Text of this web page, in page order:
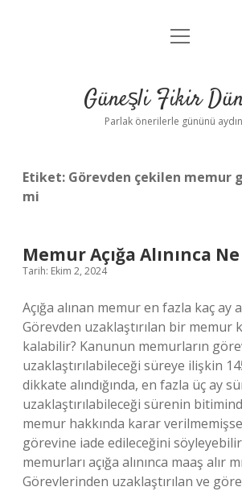
Anasayfa
Yasal Uyarı
menüyü
Güneşli Fikir
Parlak önerilerle gününü
Etiket: Görevden çekilen memur
mi
Memur Açığa Alınınca
Tarih: Ekim 2, 2024
Açığa alınan memur en fazla kaç ay
Görevden uzaklaştırılan bir memur
kalabilir? Kanunun memurların
uzaklaştırılabileceği süreye ilişkin
dikkate alındığında, en fazla üç ay
uzaklaştırılabileceği sürenin
memur hakkında karar
görevine iade edileceğini
memurları açığa alınınca maaş alır
Görevlerinden uzaklaştırılan ve